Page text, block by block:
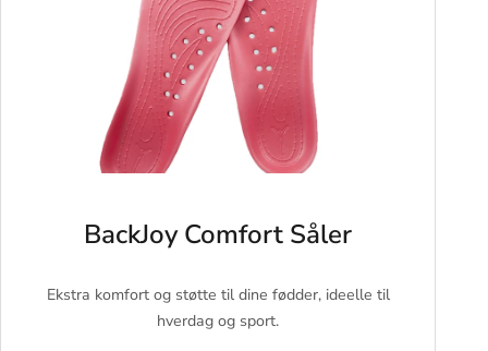
BackJoy Comfort Såler
Ekstra komfort og støtte til dine fødder, ideelle til
hverdag og sport.